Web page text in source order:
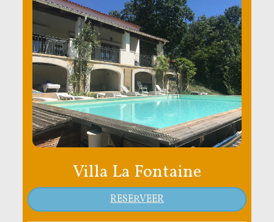
Villa La Fontaine
RESERVEER